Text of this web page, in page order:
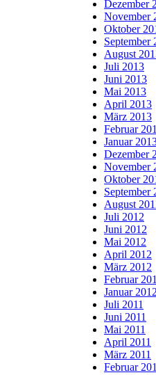
Dezember
November
Oktober
September
August
Juli 2013
Juni 2013
Mai 2013
April 2013
März 2013
Februar
Januar
Dezember
November
Oktober
September
August
Juli 2012
Juni 2012
Mai 2012
April 2012
März 2012
Februar
Januar 2012
Juli 2011
Juni 2011
Mai 2011
April 2011
März 2011
Februar